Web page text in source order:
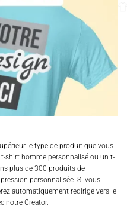
le type de produit que vous
shirt homme personnalisé ou un t-
plus de 300 produits de
personnalisée. Si vous
automatiquement redirigé vers le
notre Creator.